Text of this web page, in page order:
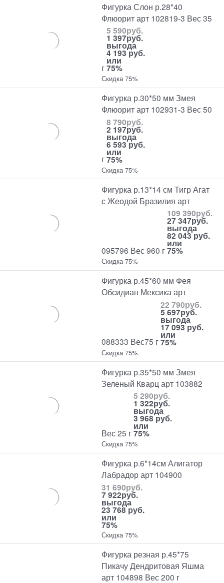
Фигурка Слон р.28*40
Флюорит арт 102819-3 Вес 35
г
5 590руб.
1 397руб.
выгода
4 193 руб.
или
75%
Скидка 75%
Фигурка р.30*50 мм Змея
Флюорит арт 102931-3 Вес 50
г
8 790руб.
2 197руб.
выгода
6 593 руб.
или
75%
Скидка 75%
Фигурка р.13*14 см Тигр Агат
с Жеодой Бразилия арт
095796 Вес 960 г
109 390руб.
27 347руб.
выгода
82 043 руб.
или
75%
Скидка 75%
Фигурка р.45*60 мм Фея
Обсидиан Мексика арт
088333 Вес75 г
22 790руб.
5 697руб.
выгода
17 093 руб.
или
75%
Скидка 75%
Фигурка р.35*50 мм Змея
Зеленый Кварц арт 103882
Вес 25 г
5 290руб.
1 322руб.
выгода
3 968 руб.
или
75%
Скидка 75%
Фигурка р.6*14см Алигатор
Лабрадор арт 104900
31 690руб.
7 922руб.
выгода
23 768 руб.
или
75%
Скидка 75%
Фигурка резная р.45*75
Пикачу Дендритовая Яшма
арт 104898 Вес 200 г